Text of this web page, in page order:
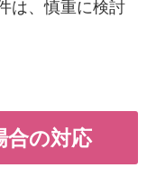
は、慎重に検討
合の対応